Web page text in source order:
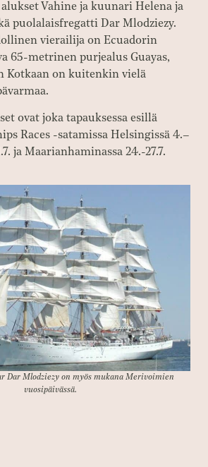
Vahine ja kuunari Helena ja
puolalaisfregatti Dar Mlodziezy.
vierailija on Ecuadorin
65-metrinen purjealus Guayas,
Kotkaan on kuitenkin vielä
ovat joka tapauksessa esillä
Races -satamissa Helsingissä 4.–
ja Maarianhaminassa 24.-27.7.
Dar Mlodziezy on myös mukana Merivoimien
vuosipäivässä.